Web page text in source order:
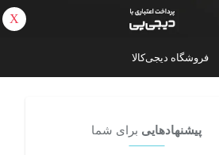
فروشگاه دیجی‌کالا
پیشنهادهایی برای شما
X